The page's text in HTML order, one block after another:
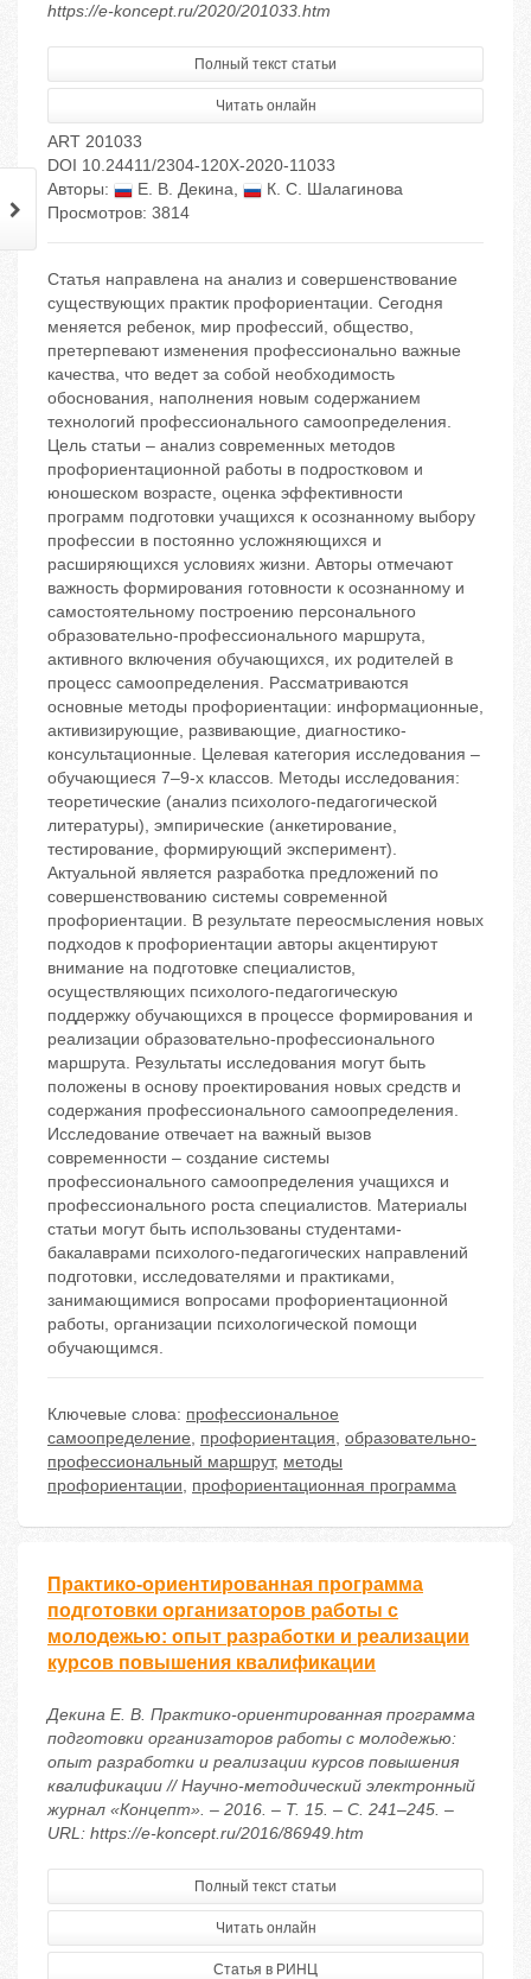
https://e-koncept.ru/2020/201033.htm
Полный текст статьи
Читать онлайн
ART 201033
DOI 10.24411/2304-120X-2020-11033
Авторы:
Е. В. Декина,
К. С. Шалагинова
Просмотров: 3814
Статья направлена на анализ и совершенствование
существующих практик профориентации. Сегодня
меняется ребенок, мир профессий, общество,
претерпевают изменения профессионально важные
качества, что ведет за собой необходимость
обоснования, наполнения новым содержанием
технологий профессионального самоопределения.
Цель статьи – анализ современных методов
профориентационной работы в подростковом и
юношеском возрасте, оценка эффективности
программ подготовки учащихся к осознанному выбору
профессии в постоянно усложняющихся и
расширяющихся условиях жизни. Авторы отмечают
важность формирования готовности к осознанному и
самостоятельному построению персонального
образовательно-профессионального маршрута,
активного включения обучающихся, их родителей в
процесс самоопределения. Рассматриваются
основные методы профориентации: информационные,
активизирующие, развивающие, диагностико-
консультационные. Целевая категория исследования –
обучающиеся 7–9-х классов. Методы исследования:
теоретические (анализ психолого-педагогической
литературы), эмпирические (анкетирование,
тестирование, формирующий эксперимент).
Актуальной является разработка предложений по
совершенствованию системы современной
профориентации. В результате переосмысления новых
подходов к профориентации авторы акцентируют
внимание на подготовке специалистов,
осуществляющих психолого-педагогическую
поддержку обучающихся в процессе формирования и
реализации образовательно-профессионального
маршрута. Результаты исследования могут быть
положены в основу проектирования новых средств и
содержания профессионального самоопределения.
Исследование отвечает на важный вызов
современности – создание системы
профессионального самоопределения учащихся и
профессионального роста специалистов. Материалы
статьи могут быть использованы студентами-
бакалаврами психолого-педагогических направлений
подготовки, исследователями и практиками,
занимающимися вопросами профориентационной
работы, организации психологической помощи
обучающимся.
Ключевые слова: профессиональное
самоопределение, профориентация, образовательно-
профессиональный маршрут, методы
профориентации, профориентационная программа
Практико-ориентированная программа
подготовки организаторов работы с
молодежью: опыт разработки и реализации
курсов повышения квалификации
Декина Е. В. Практико-ориентированная программа
подготовки организаторов работы с молодежью:
опыт разработки и реализации курсов повышения
квалификации // Научно-методический электронный
журнал «Концепт». – 2016. – Т. 15. – С. 241–245. –
URL: https://e-koncept.ru/2016/86949.htm
Полный текст статьи
Читать онлайн
Статья в РИНЦ